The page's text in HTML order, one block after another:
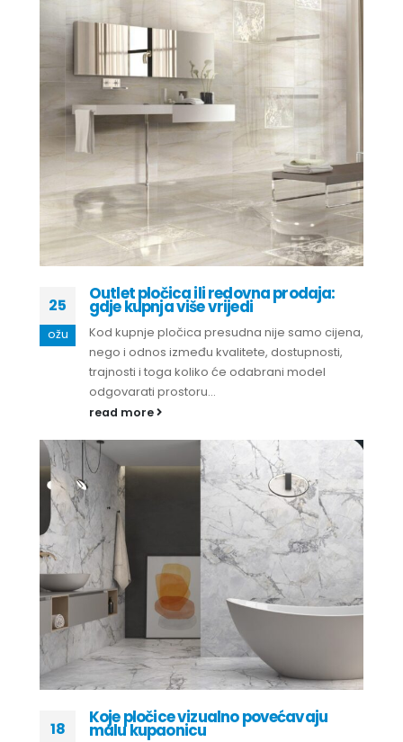
25
ožu
Outlet pločica ili redovna prodaja:
gdje kupnja više vrijedi
Kod kupnje pločica presudna nije samo cijena,
nego i odnos između kvalitete, dostupnosti,
trajnosti i toga koliko će odabrani model
odgovarati prostoru...
read more
18
Koje pločice vizualno povećavaju
malu kupaonicu